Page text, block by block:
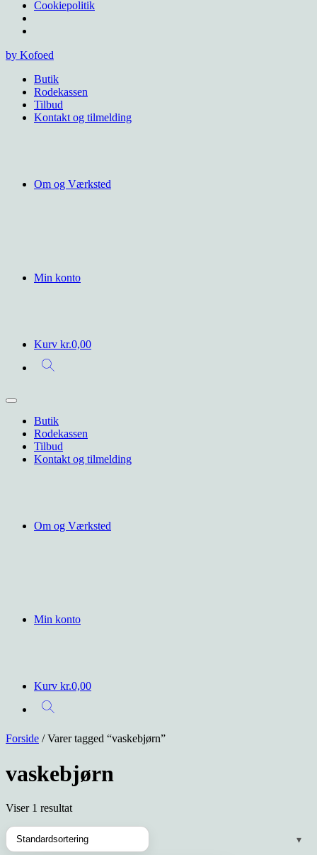
Cookiepolitik
Videre
indhold
by Kofoed
Butik
Rodekassen
Tilbud
Kontakt og tilmelding
Om og Værksted
Min konto
Kurv kr.0,00
Butik
Rodekassen
Tilbud
Kontakt og tilmelding
Om og Værksted
Min konto
Kurv kr.0,00
Forside / Varer tagged “vaskebjørn”
vaskebjørn
Viser 1 resultat